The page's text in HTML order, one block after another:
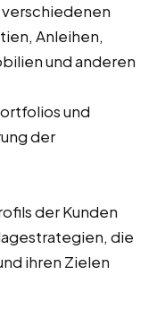
verschiedenen
Anleihen,
und anderen
und
der
der Kunden
die
ihren Zielen